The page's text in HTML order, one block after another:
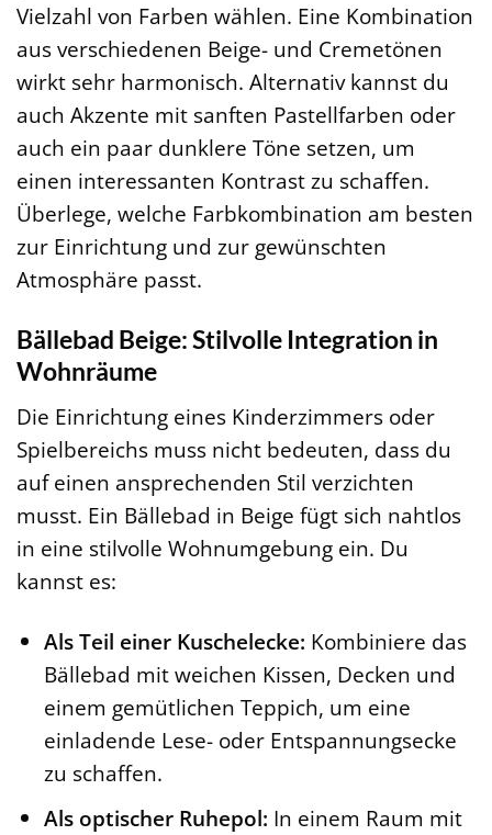
Vielzahl von Farben wählen. Eine Kombination
aus verschiedenen Beige- und Cremetönen
wirkt sehr harmonisch. Alternativ kannst du
auch Akzente mit sanften Pastellfarben oder
auch ein paar dunklere Töne setzen, um
einen interessanten Kontrast zu schaffen.
Überlege, welche Farbkombination am besten
zur Einrichtung und zur gewünschten
Atmosphäre passt.
Bällebad Beige: Stilvolle Integration in
Wohnräume
Die Einrichtung eines Kinderzimmers oder
Spielbereichs muss nicht bedeuten, dass du
auf einen ansprechenden Stil verzichten
musst. Ein Bällebad in Beige fügt sich nahtlos
in eine stilvolle Wohnumgebung ein. Du
kannst es:
Als Teil einer Kuschelecke: Kombiniere das
Bällebad mit weichen Kissen, Decken und
einem gemütlichen Teppich, um eine
einladende Lese- oder Entspannungsecke
zu schaffen.
Als optischer Ruhepol: In einem Raum mit